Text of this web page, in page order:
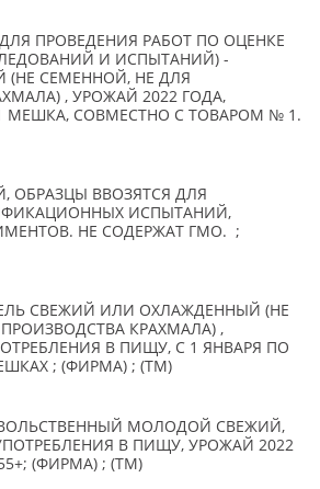
ПРОВЕДЕНИЯ РАБОТ ПО ОЦЕНКЕ
И ИСПЫТАНИЙ) -
(НЕ СЕМЕННОЙ, НЕ ДЛЯ
, УРОЖАЙ 2022 ГОДА,
МЕШКА, СОВМЕСТНО С ТОВАРОМ № 1.
ОБРАЗЦЫ ВВОЗЯТСЯ ДЛЯ
ИСПЫТАНИЙ,
НЕ СОДЕРЖАТ ГМО. ;
СВЕЖИЙ ИЛИ ОХЛАЖДЕННЫЙ (НЕ
КРАХМАЛА) ,
В ПИЩУ, С 1 ЯНВАРЯ ПО
; (ФИРМА) ; (TM)
МОЛОДОЙ СВЕЖИЙ,
В ПИЩУ, УРОЖАЙ 2022
(ФИРМА) ; (TM)